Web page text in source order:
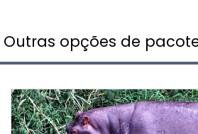
Outras opções de